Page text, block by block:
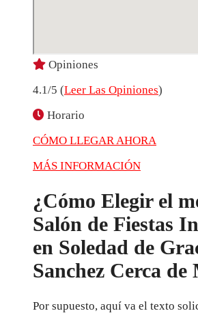
Opiniones
4.1/5 (Leer Las Opiniones)
Horario
CÓMO LLEGAR AHORA
MÁS INFORMACIÓN
¿Cómo Elegir el
Salón de Fiestas
en Soledad de
Sanchez Cerca de
Por supuesto, aquí va el texto